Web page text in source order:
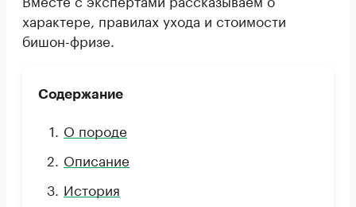
характере, правилах ухода и стоимости
бишон-фризе.
Содержание
О породе
Описание
История